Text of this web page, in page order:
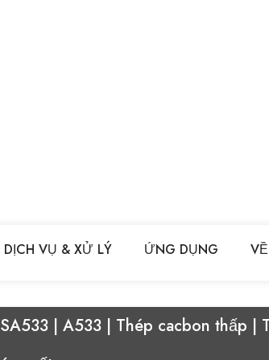
DỊCH VỤ & XỬ LÝ ỨNG DỤNG VỀ
SA533 | A533 | Thép cacbon thấp |